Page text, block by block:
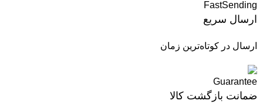
ارسال سریع
ارسال در کوتاه‌ترین زمان
ضمانت بازگشت کالا